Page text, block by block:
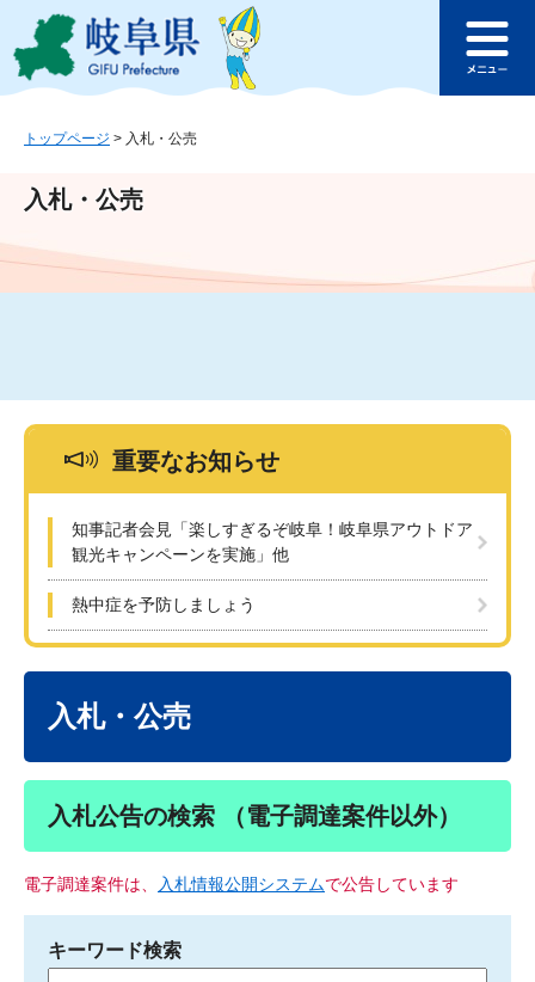
ジ
ュ
文
このページの本文へ
ュ
トップページ > 入札・公売
入札・公売
重要なお知らせ
知事記者会見「楽しすぎるぞ岐阜！岐阜県アウトドア
観光キャンペーンを実施」他
熱中症を予防しましょう
入札・公売
入札公告の検索 （電子調達案件以外）
電子調達案件は、 入札情報公開システムで公告しています
キーワード検索